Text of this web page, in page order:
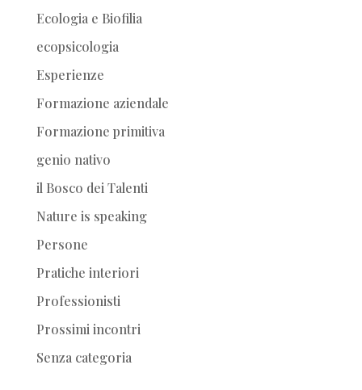
Ecologia e Biofilia
ecopsicologia
Esperienze
Formazione aziendale
Formazione primitiva
genio nativo
il Bosco dei Talenti
Nature is speaking
Persone
Pratiche interiori
Professionisti
Prossimi incontri
Senza categoria